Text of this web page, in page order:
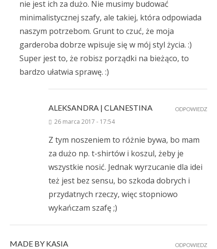
nie jest ich za dużo. Nie musimy budować
minimalistycznej szafy, ale takiej, która odpowiada
naszym potrzebom. Grunt to czuć, że moja
garderoba dobrze wpisuje się w mój styl życia. :)
Super jest to, że robisz porządki na bieżąco, to
bardzo ułatwia sprawę. :)
ALEKSANDRA | CLANESTINA
26 marca 2017 - 17:54
Z tym noszeniem to różnie bywa, bo mam
za dużo np. t-shirtów i koszul, żeby je
wszystkie nosić. Jednak wyrzucanie dla idei
też jest bez sensu, bo szkoda dobrych i
przydatnych rzeczy, więc stopniowo
wykańczam szafę ;)
ODPOWIEDZ
MADE BY KASIA ODPOWIEDZ